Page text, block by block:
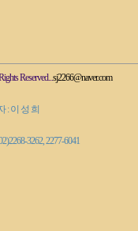
Reserved...sj2266@naver.com
: 이 성 희
3262, 2277-6041